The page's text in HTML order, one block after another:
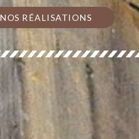
NOS RÉALISATIONS